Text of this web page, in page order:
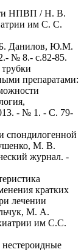
НПВП / Н. В.
им С. С.
Данилов, Ю.М.
№ 8.- с.82-85.
препаратами:
- № 1. - С. 79-
спондилогенной
М. В.
журнал. -
кратких
лечении
М. А.
им С.С.